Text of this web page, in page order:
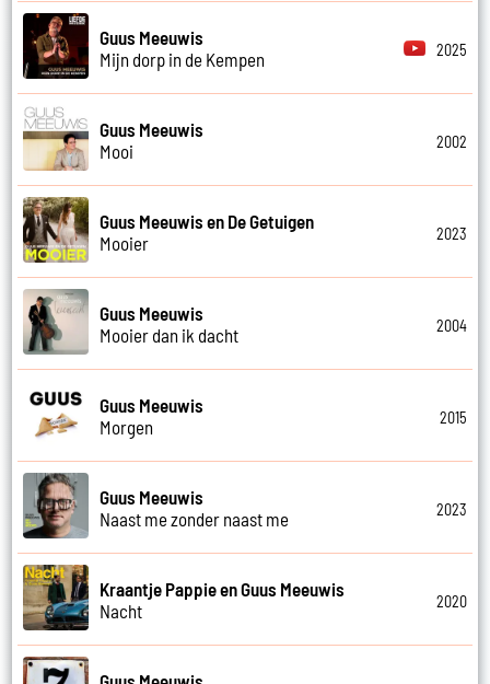
Guus Meeuwis
Mijn dorp in de Kempen
2025
Guus Meeuwis
Mooi
2002
Guus Meeuwis en De Getuigen
Mooier
2023
Guus Meeuwis
Mooier dan ik dacht
2004
Guus Meeuwis
Morgen
2015
Guus Meeuwis
Naast me zonder naast me
2023
Kraantje Pappie en Guus Meeuwis
Nacht
2020